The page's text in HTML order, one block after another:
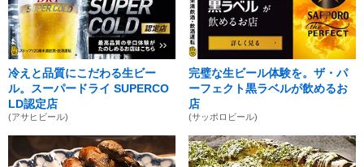
冷えと品質にこだわる生ビー
ル。スーパードライ SUPERCO
LD認定店
(アサヒビール)
完璧な生ビール体験を。ザ・パ
ーフェクト黒ラベルが飲めるお
店
(サッポロビール)